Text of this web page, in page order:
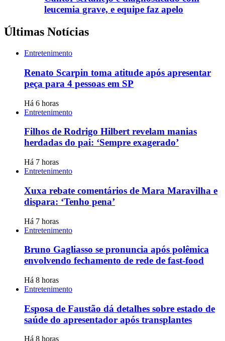
leucemia grave, e equipe faz apelo
Últimas Notícias
Entretenimento
Renato Scarpin toma atitude após apresentar
peça para 4 pessoas em SP
Há 6 horas
Entretenimento
Filhos de Rodrigo Hilbert revelam manias
herdadas do pai: ‘Sempre exagerado’
Há 7 horas
Entretenimento
Xuxa rebate comentários de Mara Maravilha e
dispara: ‘Tenho pena’
Há 7 horas
Entretenimento
Bruno Gagliasso se pronuncia após polêmica
envolvendo fechamento de rede de fast-food
Há 8 horas
Entretenimento
Esposa de Faustão dá detalhes sobre estado de
saúde do apresentador após transplantes
Há 8 horas